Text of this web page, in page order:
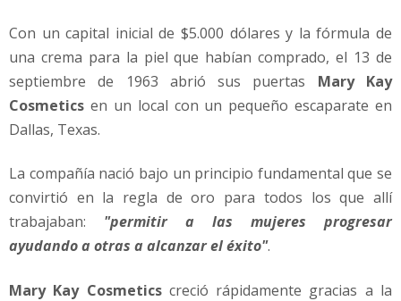
Con un capital inicial de $5.000 dólares y la fórmula de
una crema para la piel que habían comprado, el 13 de
septiembre de 1963 abrió sus puertas Mary Kay
Cosmetics en un local con un pequeño escaparate en
Dallas, Texas.
La compañía nació bajo un principio fundamental que se
convirtió en la regla de oro para todos los que allí
trabajaban: "permitir a las mujeres progresar
ayudando a otras a alcanzar el éxito".
Mary Kay Cosmeticscreció rápidamente gracias a la